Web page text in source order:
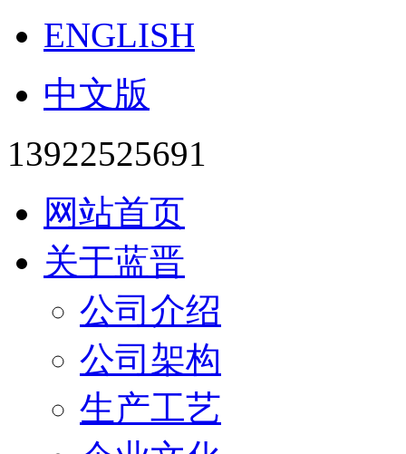
ENGLISH
中文版
13922525691
网站首页
关于蓝晋
公司介绍
公司架构
生产工艺